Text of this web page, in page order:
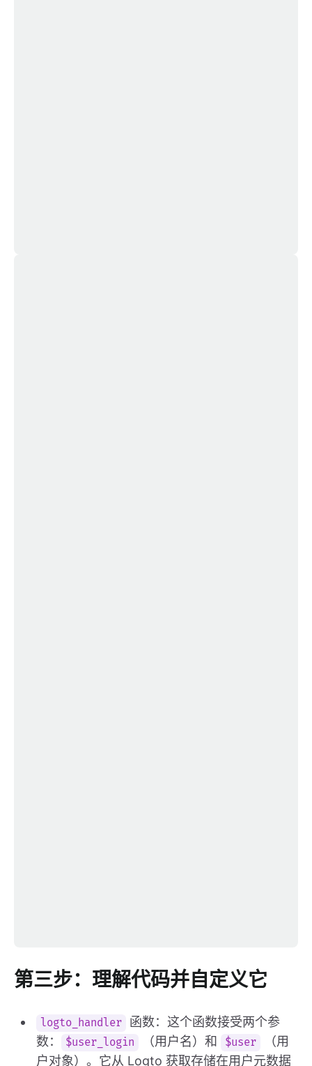
第三步：理解代码并自定义它
logto_handler
函数：这个函数接受两个参
数：
$user_login （用户名）和 $user
（用
户对象）。它从 Logto 获取存储在用户元数据